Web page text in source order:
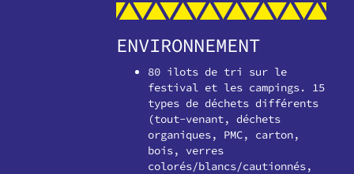
ENVIRONNEMENT
80 ilots de tri sur le
festival et les campings. 15
types de déchets différents
(tout-venant, déchets
organiques, PMC, carton,
bois, verres
colorés/blancs/cautionnés,